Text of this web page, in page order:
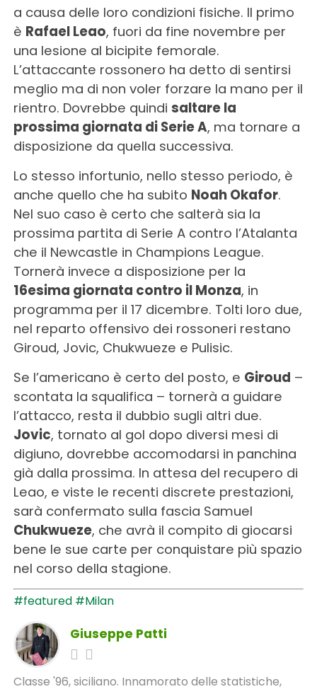
a causa delle loro condizioni fisiche. Il primo
è Rafael Leao, fuori da fine novembre per
una lesione al bicipite femorale.
L’attaccante rossonero ha detto di sentirsi
meglio ma di non voler forzare la mano per il
rientro. Dovrebbe quindi saltare la
prossima giornata di Serie A, ma tornare a
disposizione da quella successiva.
Lo stesso infortunio, nello stesso periodo, è
anche quello che ha subito Noah Okafor.
Nel suo caso è certo che salterà sia la
prossima partita di Serie A contro l’Atalanta
che il Newcastle in Champions League.
Tornerà invece a disposizione per la
16esima giornata contro il Monza, in
programma per il 17 dicembre. Tolti loro due,
nel reparto offensivo dei rossoneri restano
Giroud, Jovic, Chukwueze e Pulisic.
Se l’americano è certo del posto, e Giroud –
scontata la squalifica – tornerà a guidare
l’attacco, resta il dubbio sugli altri due.
Jovic, tornato al gol dopo diversi mesi di
digiuno, dovrebbe accomodarsi in panchina
già dalla prossima. In attesa del recupero di
Leao, e viste le recenti discrete prestazioni,
sarà confermato sulla fascia Samuel
Chukwueze, che avrà il compito di giocarsi
bene le sue carte per conquistare più spazio
nel corso della stagione.
#featured #Milan
Giuseppe Patti
Classe '96, siciliano. Innamorato delle statistiche,